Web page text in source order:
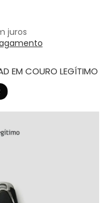
juros
EM COURO LEGÍTIMO